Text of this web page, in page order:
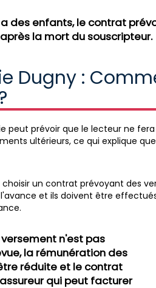
des enfants, le contrat
la mort du souscripteur.
Dugny :
peut prévoir que le lecteur ne
ultérieurs, ce qui explique
un contrat prévoyant des
et ils doivent être
n'est pas
la rémunération des
réduite et le contrat
qui peut facturer